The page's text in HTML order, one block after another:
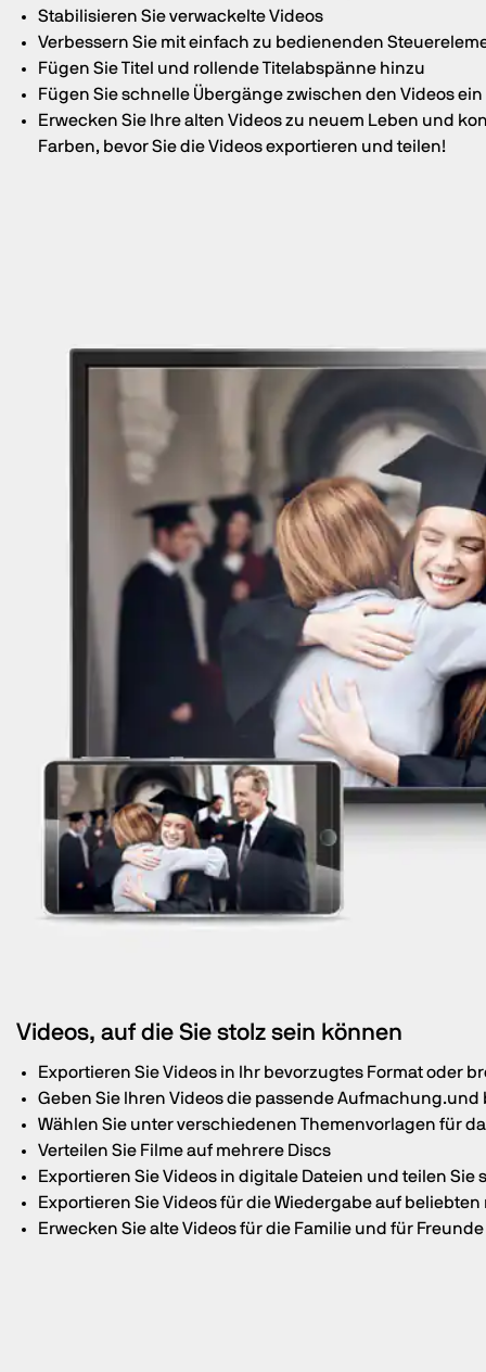
Stabilisieren Sie verwackelte Videos
Verbessern Sie mit einfach zu bedienenden
Fügen Sie Titel und rollende Titelabspänne hinzu
Fügen Sie schnelle Übergänge zwischen den Videos ein
Erwecken Sie Ihre alten Videos zu neuem Leben und
Farben, bevor Sie die Videos exportieren und teilen!
Videos, auf die Sie stolz sein können
Exportieren Sie Videos in Ihr bevorzugtes Format oder
Geben Sie Ihren Videos die passende
Wählen Sie unter verschiedenen Themenvorlagen für
Verteilen Sie Filme auf mehrere Discs
Exportieren Sie Videos in digitale Dateien und teilen Sie
Exportieren Sie Videos für die Wiedergabe auf
Erwecken Sie alte Videos für die Familie und für